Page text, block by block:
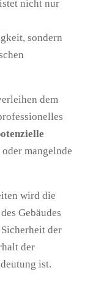
nicht nur
sondern
dem
mangelnde
wird die
Gebäudes
der
der
ist.